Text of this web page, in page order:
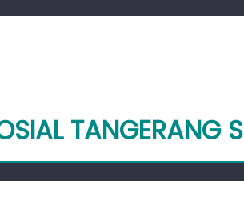
TANGERANG